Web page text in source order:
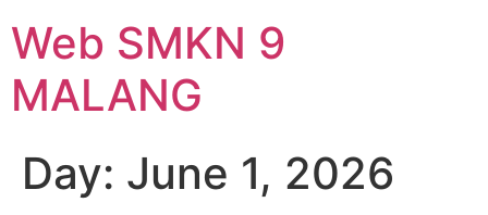
Web SMKN 9
MALANG
Day: June 1, 2026